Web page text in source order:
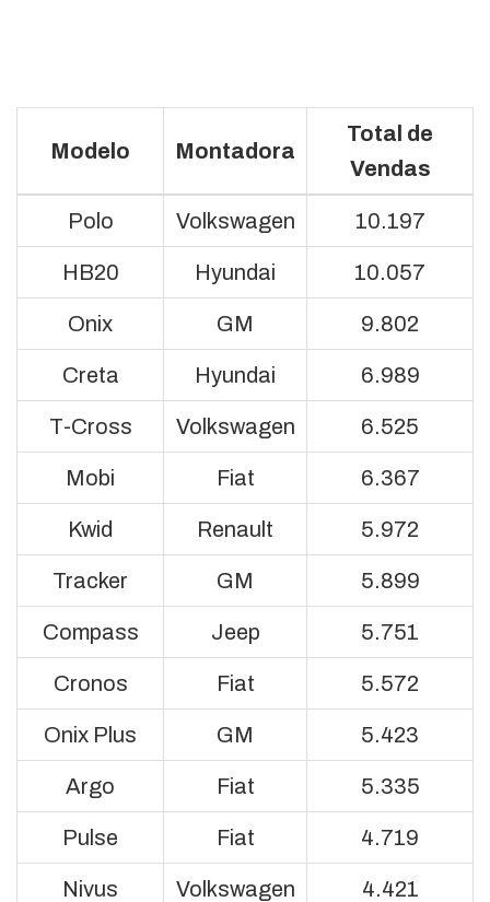
Modelo Montadora
Total de
Vendas
Polo Volkswagen 10.197
HB20 Hyundai 10.057
Onix GM 9.802
Creta Hyundai 6.989
T-Cross Volkswagen 6.525
Mobi Fiat 6.367
Kwid Renault 5.972
Tracker GM 5.899
Compass Jeep 5.751
Cronos Fiat 5.572
Onix Plus GM 5.423
Argo Fiat 5.335
Pulse Fiat 4.719
Nivus Volkswagen 4.421